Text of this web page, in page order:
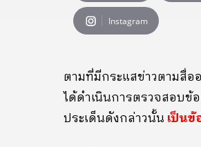
Instagram
ตามที่มีกระแสข่าวตามสื่อ
ได้ดำเนินการตรวจสอบข้
ประเด็นดังกล่าวนั้น เป็นข้